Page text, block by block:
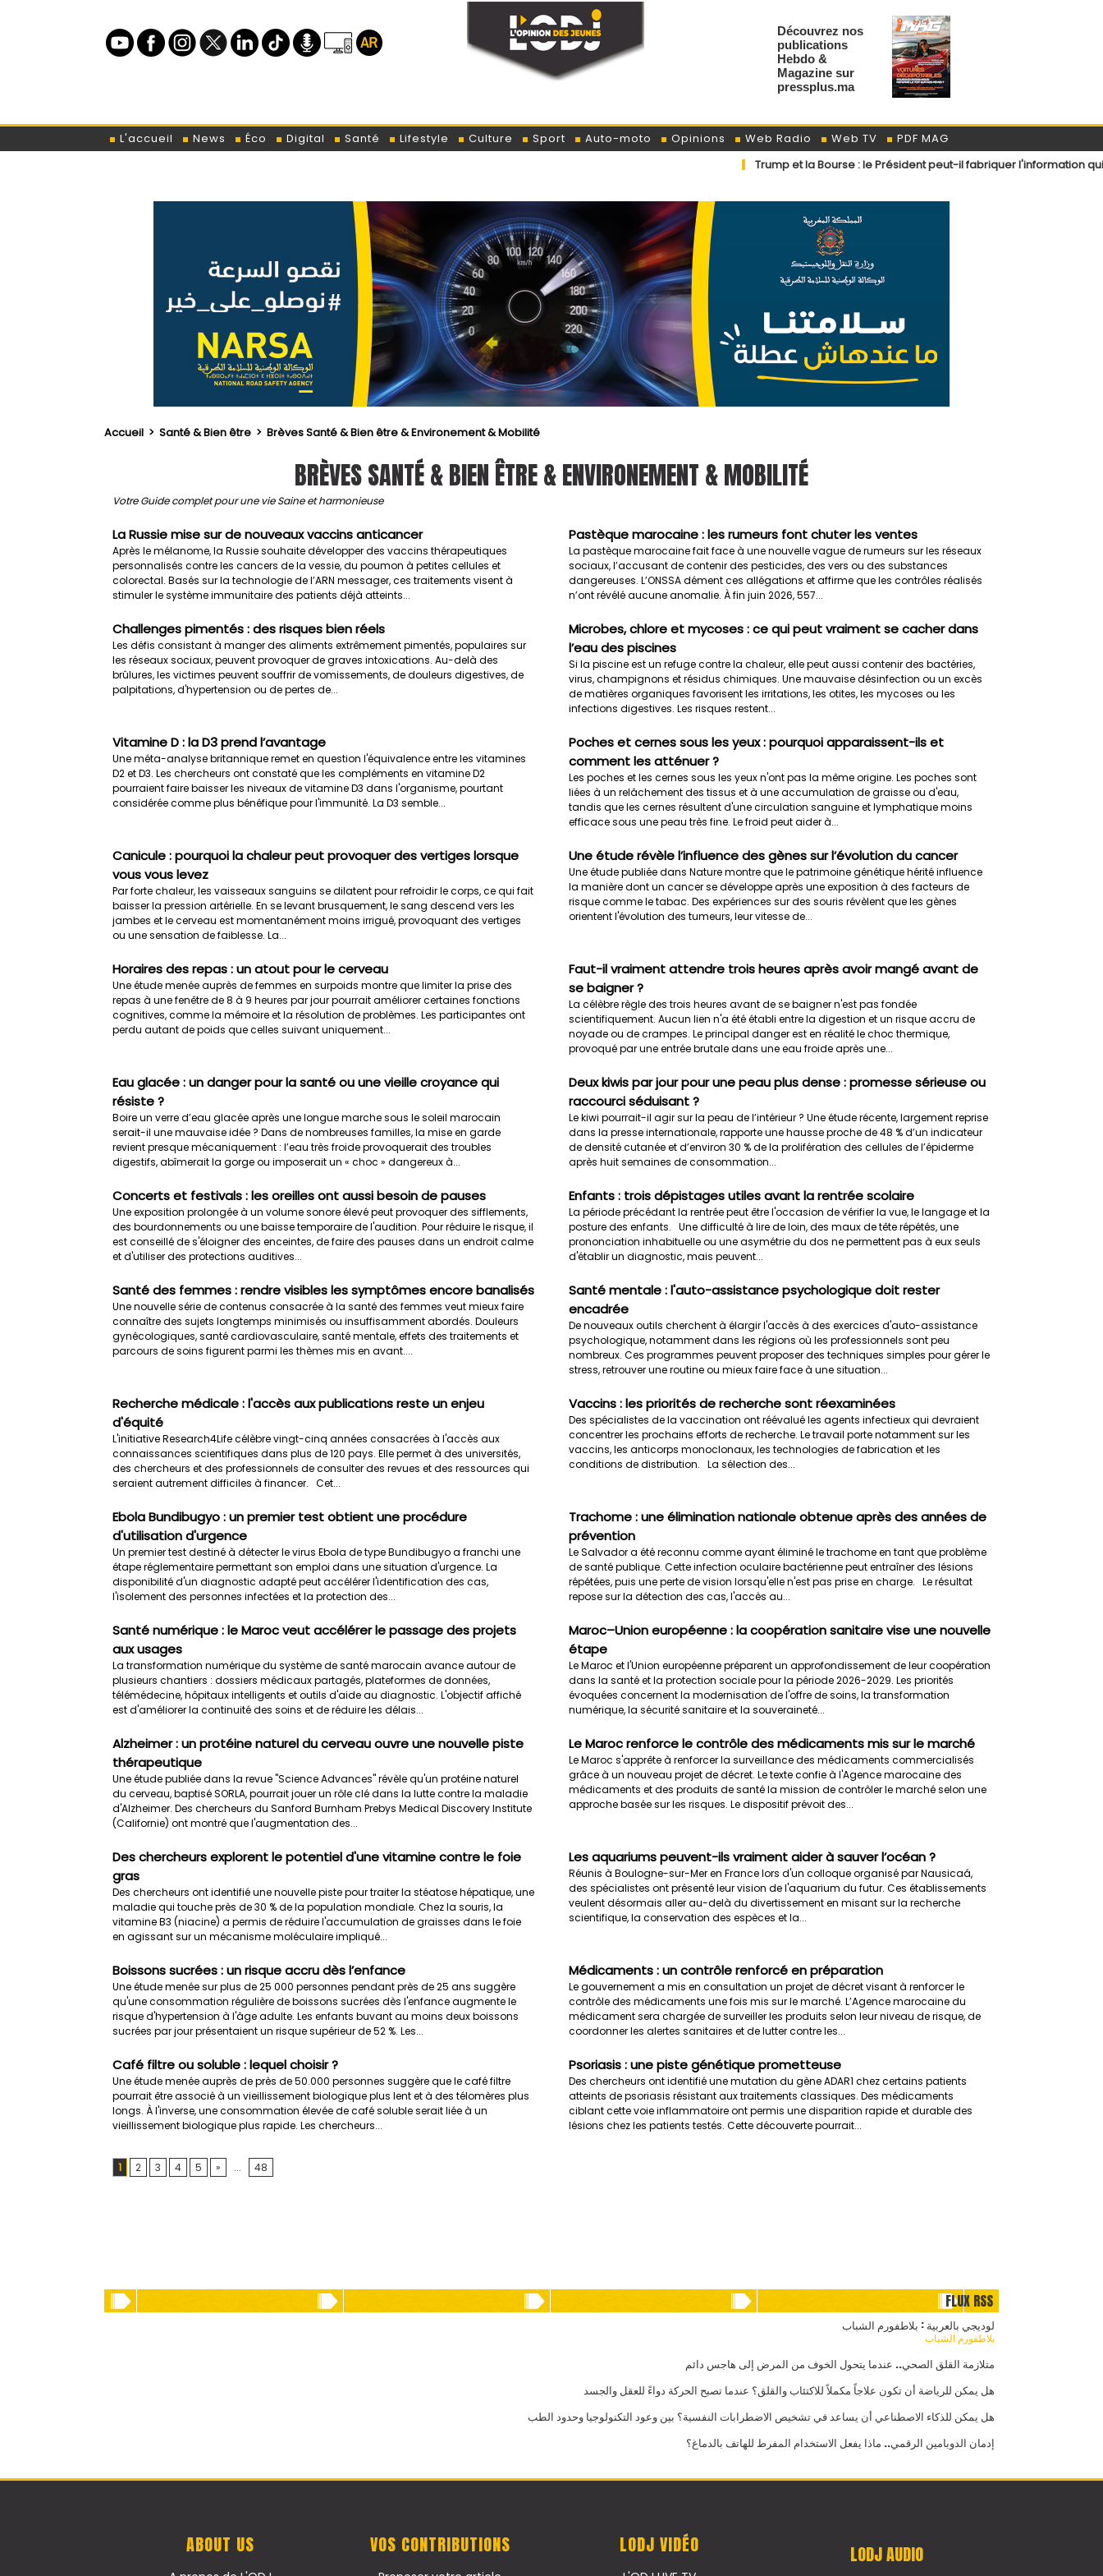
Découvrez nos
publications
Hebdo &
Magazine sur
pressplus.ma
L'accueil News Éco Digital Santé Lifestyle Culture Sport Auto-moto Opinions Web Radio Web TV
PDF MAG
Trump et la Bourse : le Président peut-il fabriquer l'information qui fait
Accueil > Santé & Bien être > Brèves Santé & Bien être & Environement & Mobilité
BRÈVES SANTÉ & BIEN ÊTRE & ENVIRONEMENT & MOBILITÉ
Votre Guide complet pour une vie Saine et harmonieuse
La Russie mise sur de nouveaux vaccins anticancer
Après le mélanome, la Russie souhaite développer des vaccins thérapeutiques
personnalisés contre les cancers de la vessie, du poumon à petites cellules et
colorectal. Basés sur la technologie de l’ARN messager, ces traitements visent à
stimuler le système immunitaire des patients déjà atteints...
Pastèque marocaine : les rumeurs font chuter les ventes
La pastèque marocaine fait face à une nouvelle vague de rumeurs sur les réseaux
sociaux, l’accusant de contenir des pesticides, des vers ou des substances
dangereuses. L’ONSSA dément ces allégations et affirme que les contrôles réalisés
n’ont révélé aucune anomalie. À fin juin 2026, 557...
Challenges pimentés : des risques bien réels
Les défis consistant à manger des aliments extrêmement pimentés, populaires sur
les réseaux sociaux, peuvent provoquer de graves intoxications. Au-delà des
brûlures, les victimes peuvent souffrir de vomissements, de douleurs digestives, de
palpitations, d'hypertension ou de pertes de...
Microbes, chlore et mycoses : ce qui peut vraiment se cacher dans
l’eau des piscines
Si la piscine est un refuge contre la chaleur, elle peut aussi contenir des bactéries,
virus, champignons et résidus chimiques. Une mauvaise désinfection ou un excès
de matières organiques favorisent les irritations, les otites, les mycoses ou les
infections digestives. Les risques restent...
Vitamine D : la D3 prend l’avantage
Une méta-analyse britannique remet en question l'équivalence entre les vitamines
D2 et D3. Les chercheurs ont constaté que les compléments en vitamine D2
pourraient faire baisser les niveaux de vitamine D3 dans l'organisme, pourtant
considérée comme plus bénéfique pour l'immunité. La D3 semble...
Poches et cernes sous les yeux : pourquoi apparaissent-ils et
comment les atténuer ?
Les poches et les cernes sous les yeux n'ont pas la même origine. Les poches sont
liées à un relâchement des tissus et à une accumulation de graisse ou d'eau,
tandis que les cernes résultent d'une circulation sanguine et lymphatique moins
efficace sous une peau très fine. Le froid peut aider à...
Canicule : pourquoi la chaleur peut provoquer des vertiges lorsque
vous vous levez
Par forte chaleur, les vaisseaux sanguins se dilatent pour refroidir le corps, ce qui fait
baisser la pression artérielle. En se levant brusquement, le sang descend vers les
jambes et le cerveau est momentanément moins irrigué, provoquant des vertiges
ou une sensation de faiblesse. La...
Une étude révèle l’influence des gènes sur l’évolution du cancer
Une étude publiée dans Nature montre que le patrimoine génétique hérité influence
la manière dont un cancer se développe après une exposition à des facteurs de
risque comme le tabac. Des expériences sur des souris révèlent que les gènes
orientent l'évolution des tumeurs, leur vitesse de...
Horaires des repas : un atout pour le cerveau
Une étude menée auprès de femmes en surpoids montre que limiter la prise des
repas à une fenêtre de 8 à 9 heures par jour pourrait améliorer certaines fonctions
cognitives, comme la mémoire et la résolution de problèmes. Les participantes ont
perdu autant de poids que celles suivant uniquement...
Faut-il vraiment attendre trois heures après avoir mangé avant de
se baigner ?
La célèbre règle des trois heures avant de se baigner n'est pas fondée
scientifiquement. Aucun lien n'a été établi entre la digestion et un risque accru de
noyade ou de crampes. Le principal danger est en réalité le choc thermique,
provoqué par une entrée brutale dans une eau froide après une...
Eau glacée : un danger pour la santé ou une vieille croyance qui
résiste ?
Boire un verre d’eau glacée après une longue marche sous le soleil marocain
serait-il une mauvaise idée ? Dans de nombreuses familles, la mise en garde
revient presque mécaniquement : l’eau très froide provoquerait des troubles
digestifs, abîmerait la gorge ou imposerait un « choc » dangereux à...
Deux kiwis par jour pour une peau plus dense : promesse sérieuse ou
raccourci séduisant ?
Le kiwi pourrait-il agir sur la peau de l’intérieur ? Une étude récente, largement reprise
dans la presse internationale, rapporte une hausse proche de 48 % d’un indicateur
de densité cutanée et d’environ 30 % de la prolifération des cellules de l’épiderme
après huit semaines de consommation...
Concerts et festivals : les oreilles ont aussi besoin de pauses
Une exposition prolongée à un volume sonore élevé peut provoquer des sifflements,
des bourdonnements ou une baisse temporaire de l'audition. Pour réduire le risque, il
est conseillé de s'éloigner des enceintes, de faire des pauses dans un endroit calme
et d'utiliser des protections auditives...
Enfants : trois dépistages utiles avant la rentrée scolaire
La période précédant la rentrée peut être l'occasion de vérifier la vue, le langage et la
posture des enfants. Une difficulté à lire de loin, des maux de tête répétés, une
prononciation inhabituelle ou une asymétrie du dos ne permettent pas à eux seuls
d'établir un diagnostic, mais peuvent...
Santé des femmes : rendre visibles les symptômes encore banalisés
Une nouvelle série de contenus consacrée à la santé des femmes veut mieux faire
connaître des sujets longtemps minimisés ou insuffisamment abordés. Douleurs
gynécologiques, santé cardiovasculaire, santé mentale, effets des traitements et
parcours de soins figurent parmi les thèmes mis en avant....
Santé mentale : l'auto-assistance psychologique doit rester
encadrée
De nouveaux outils cherchent à élargir l'accès à des exercices d'auto-assistance
psychologique, notamment dans les régions où les professionnels sont peu
nombreux. Ces programmes peuvent proposer des techniques simples pour gérer le
stress, retrouver une routine ou mieux faire face à une situation...
Recherche médicale : l'accès aux publications reste un enjeu
d'équité
L'initiative Research4Life célèbre vingt-cinq années consacrées à l'accès aux
connaissances scientifiques dans plus de 120 pays. Elle permet à des universités,
des chercheurs et des professionnels de consulter des revues et des ressources qui
seraient autrement difficiles à financer. Cet...
Vaccins : les priorités de recherche sont réexaminées
Des spécialistes de la vaccination ont réévalué les agents infectieux qui devraient
concentrer les prochains efforts de recherche. Le travail porte notamment sur les
vaccins, les anticorps monoclonaux, les technologies de fabrication et les
conditions de distribution. La sélection des...
Ebola Bundibugyo : un premier test obtient une procédure
d'utilisation d'urgence
Un premier test destiné à détecter le virus Ebola de type Bundibugyo a franchi une
étape réglementaire permettant son emploi dans une situation d'urgence. La
disponibilité d'un diagnostic adapté peut accélérer l'identification des cas,
l'isolement des personnes infectées et la protection des...
Trachome : une élimination nationale obtenue après des années de
prévention
Le Salvador a été reconnu comme ayant éliminé le trachome en tant que problème
de santé publique. Cette infection oculaire bactérienne peut entraîner des lésions
répétées, puis une perte de vision lorsqu'elle n'est pas prise en charge. Le résultat
repose sur la détection des cas, l'accès au...
Santé numérique : le Maroc veut accélérer le passage des projets
aux usages
La transformation numérique du système de santé marocain avance autour de
plusieurs chantiers : dossiers médicaux partagés, plateformes de données,
télémédecine, hôpitaux intelligents et outils d'aide au diagnostic. L'objectif affiché
est d'améliorer la continuité des soins et de réduire les délais...
Maroc–Union européenne : la coopération sanitaire vise une nouvelle
étape
Le Maroc et l'Union européenne préparent un approfondissement de leur coopération
dans la santé et la protection sociale pour la période 2026-2029. Les priorités
évoquées concernent la modernisation de l'offre de soins, la transformation
numérique, la sécurité sanitaire et la souveraineté...
Alzheimer : un protéine naturel du cerveau ouvre une nouvelle piste
thérapeutique
Une étude publiée dans la revue "Science Advances" révèle qu'un protéine naturel
du cerveau, baptisé SORLA, pourrait jouer un rôle clé dans la lutte contre la maladie
d'Alzheimer. Des chercheurs du Sanford Burnham Prebys Medical Discovery Institute
(Californie) ont montré que l'augmentation des...
Le Maroc renforce le contrôle des médicaments mis sur le marché
Le Maroc s'apprête à renforcer la surveillance des médicaments commercialisés
grâce à un nouveau projet de décret. Le texte confie à l'Agence marocaine des
médicaments et des produits de santé la mission de contrôler le marché selon une
approche basée sur les risques. Le dispositif prévoit des...
Des chercheurs explorent le potentiel d'une vitamine contre le foie
gras
Des chercheurs ont identifié une nouvelle piste pour traiter la stéatose hépatique, une
maladie qui touche près de 30 % de la population mondiale. Chez la souris, la
vitamine B3 (niacine) a permis de réduire l'accumulation de graisses dans le foie
en agissant sur un mécanisme moléculaire impliqué...
Les aquariums peuvent-ils vraiment aider à sauver l’océan ?
Réunis à Boulogne-sur-Mer en France lors d'un colloque organisé par Nausicaá,
des spécialistes ont présenté leur vision de l'aquarium du futur. Ces établissements
veulent désormais aller au-delà du divertissement en misant sur la recherche
scientifique, la conservation des espèces et la...
Boissons sucrées : un risque accru dès l’enfance
Une étude menée sur plus de 25 000 personnes pendant près de 25 ans suggère
qu'une consommation régulière de boissons sucrées dès l'enfance augmente le
risque d'hypertension à l'âge adulte. Les enfants buvant au moins deux boissons
sucrées par jour présentaient un risque supérieur de 52 %. Les...
Médicaments : un contrôle renforcé en préparation
Le gouvernement a mis en consultation un projet de décret visant à renforcer le
contrôle des médicaments une fois mis sur le marché. L’Agence marocaine du
médicament sera chargée de surveiller les produits selon leur niveau de risque, de
coordonner les alertes sanitaires et de lutter contre les...
Café filtre ou soluble : lequel choisir ?
Une étude menée auprès de près de 50.000 personnes suggère que le café filtre
pourrait être associé à un vieillissement biologique plus lent et à des télomères plus
longs. À l'inverse, une consommation élevée de café soluble serait liée à un
vieillissement biologique plus rapide. Les chercheurs...
Psoriasis : une piste génétique prometteuse
Des chercheurs ont identifié une mutation du gène ADAR1 chez certains patients
atteints de psoriasis résistant aux traitements classiques. Des médicaments
ciblant cette voie inflammatoire ont permis une disparition rapide et durable des
lésions chez les patients testés. Cette découverte pourrait...
1 2 3 4 5 » ... 48
FLUX RSS
لوديجي بالعربية : بلاطفورم الشباب
بلاطفورم الشباب
متلازمة القلق الصحي.. عندما يتحول الخوف من المرض إلى هاجس دائم
هل يمكن للرياضة أن تكون علاجاً مكملاً للاكتئاب والقلق؟ عندما تصبح الحركة دواءً للعقل والجسد
هل يمكن للذكاء الاصطناعي أن يساعد في تشخيص الاضطرابات النفسية؟ بين وعود التكنولوجيا وحدود الطب
إدمان الدوبامين الرقمي.. ماذا يفعل الاستخدام المفرط للهاتف بالدماغ؟
ABOUT US VOS CONTRIBUTIONS LODJ VIDÉO LODJ AUDIO